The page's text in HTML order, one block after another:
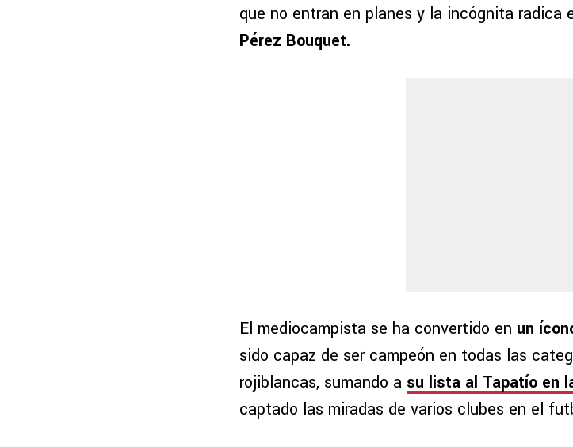
que no entran en planes y la incógnita radica
Pérez Bouquet.
El mediocampista se ha convertido en un
sido capaz de ser campeón en todas las
rojiblancas, sumando a su lista al Tapatío en
captado las miradas de varios clubes en el